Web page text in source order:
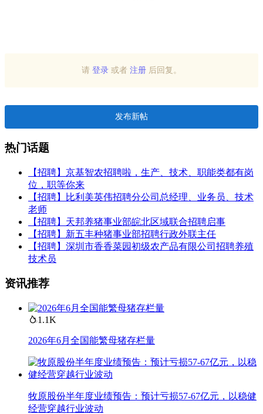
请 登录 或者 注册 后回复。
发布新帖
热门话题
【招聘】京基智农招聘啦，生产、技术、职能类都有岗
位，职等你来
【招聘】比利美英伟招聘分公司总经理、业务员、技术
老师
【招聘】天邦养猪事业部皖北区域联合招聘启事
【招聘】新五丰种猪事业部招聘行政外联主任
【招聘】深圳市香香菜园初级农产品有限公司招聘养殖
技术员
资讯推荐
1.1K
2026年6月全国能繁母猪存栏量
牧原股份半年度业绩预告：预计亏损57-67亿元，以稳健
经营穿越行业波动